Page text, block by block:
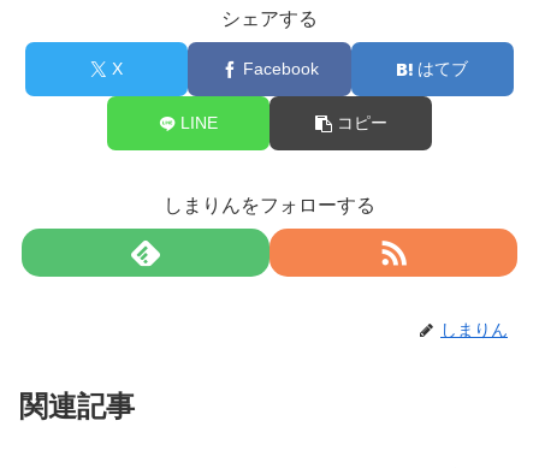
シェアする
X Facebook はてブ
LINE コピー
しまりんをフォローする
しまりん
関連記事